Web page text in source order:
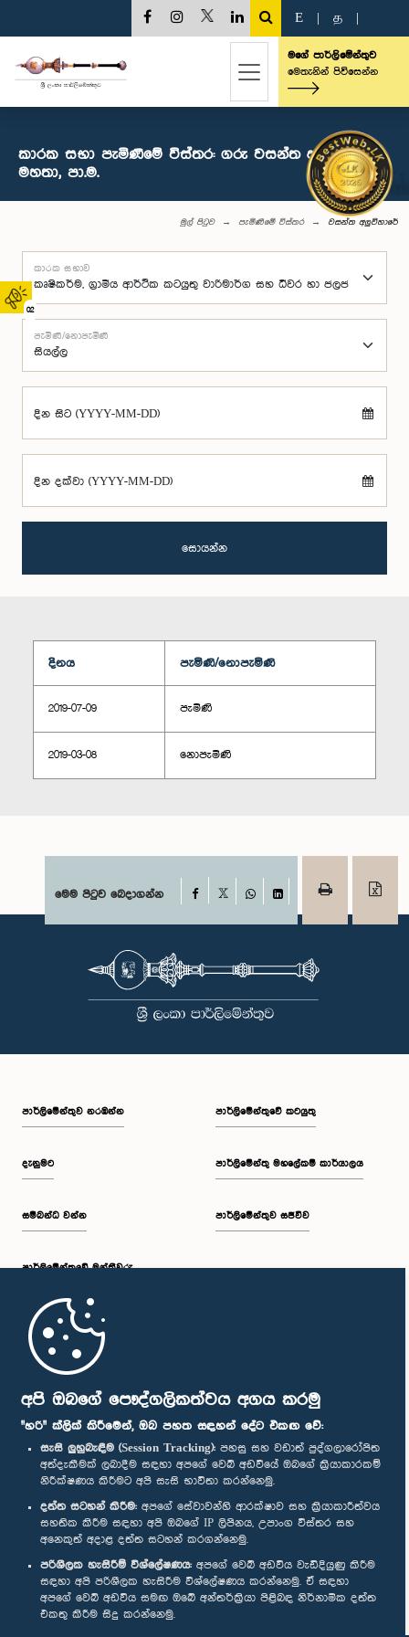
අපි ඔබගේ පෞද්ගලිකත්වය අගය කරමු
"හරි" ක්ලික් කිරීමෙන්, ඔබ පහත සඳහන් දේට එකඟ වේ:
සැසි ලුහුබැඳීම (Session Tracking): පහසු සහ වඩාත් පුද්ගලාරෝපිත
අත්දැකීමක් ලබාදීම සඳහා අපගේ වෙබ් අඩවියේ ඔබගේ ක්‍රියාකාරකම්
නිරීක්ෂණය කිරීමට අපි සැසි භාවිතා කරන්නෙමු.
දත්ත සටහන් කිරීම: අපගේ සේවාවන්හි ආරක්ෂාව සහ ක්‍රියාකාරීත්වය
සහතික කිරීම සඳහා අපි ඔබගේ IP ලිපිනය, උපාංග විස්තර සහ
අනෙකුත් අදාළ දත්ත සටහන් කරගන්නෙමු.
පරිශීලක හැසිරීම් විශ්ලේෂණය: අපගේ වෙබ් අඩවිය වැඩිදියුණු කිරීම
සඳහා අපි පරිශීලක හැසිරීම විශ්ලේෂණය කරන්නෙමු. ඒ සඳහා
අපගේ වෙබ් අඩවිය සමඟ ඔබේ අන්තර්ක්‍රියා පිළිබඳ නිර්නාමික දත්ත
එකතු කිරීම සිදු කරන්නෙමු.
02
E த
මගේ පාර්ලිමේන්තුව
මෙතැනින් පිවිසෙන්න
කාරක සභා පැමිණීමේ විස්තර: ගරු වසන්ත අලුවිහාරේ
මහතා, පා.ම.
මුල් පිටුව පැමිණීමේ විස්තර වසන්ත අලුවිහාරේ
කාරක සභාව
පැමිණි/නොපැමිණි
දින සිට (YYYY-MM-DD)
දින දක්වා (YYYY-MM-DD)
සොයන්න
දිනය පැමිණි/නොපැමිණි
2019-07-09 පැමිණි
2019-03-08 නොපැමිණි
මෙම පිටුව බෙදාගන්න Facebook
WhatsAppLinkedIn
පාර්ලි‌මේන්තුව නරඹන්න
දැනුමට
සම්බන්ධ වන්න
පාර්ලි‌මේන්තුවේ මන්ත්‍රීවරු
මුල් පිටුව
පාර්ලිමේන්තුවේ කටයුතු
පාර්ලිමේන්තු මහලේකම් කාර්යාලය
පාර්ලිමේන්තුව සජීවීව
පාර්ලිමේන්තු ජංගම යෙදුම
අප හා සම්බන්ධ වී සිටින්න :
සම්මාන
පෞද්ගලිකත්ව ප්‍රතිපත්තිය